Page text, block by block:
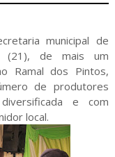
municipal de
(21), de mais um
Ramal dos Pintos,
de produtores
e com
local.